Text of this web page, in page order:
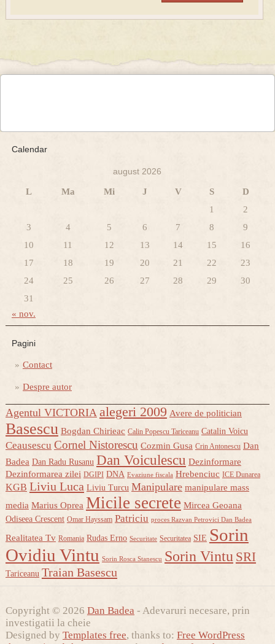
Calendar
august 2026
L Ma Mi J V S
D
1
2
3
4 5 6 7 8
9
10
11 12 13 14 15
16
17
18 19 20 21 22
23
24
25 26 27 28 29
30
31
« nov.
Pagini
Contact
Despre autor
Agentul VICTORIA alegeri 2009 Avere de politician
Basescu Bogdan Chirieac Calin Popescu Tariceanu Catalin Voicu
Ceausescu Cornel Nistorescu Cozmin Gusa Crin Antonescu Dan
Badea Dan Radu Rusanu Dan Voiculescu Dezinformare
Dezinformarea zilei DGIPI DNA Evaziune fiscala Hrebenciuc ICE Dunarea
KGB Liviu Luca Liviu Turcu Manipulare manipulare mass
media Marius Oprea Micile secrete Mircea Geoana
Odiseea Crescent Omar Hayssam Patriciu proces Razvan Petrovici Dan Badea
Realitatea Tv Romania Rudas Erno Securitate Securitatea SIE Sorin
Ovidiu Vintu Sorin Rosca Stanescu Sorin Vintu SRI
Tariceanu Traian Basescu
Copyright © 2026 Dan Badea - Adevaruri necesare, prin
investigatii la cheie
Designed by Templates free, thanks to: Free WordPress